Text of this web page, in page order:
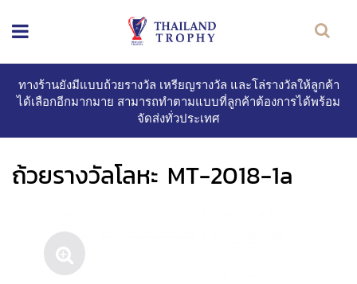
ทางร้านยังมีแบบถ้วยรางวัล เหรียญรางวัล และโล่รางวัลให้ลูกค้า
ได้เลือกอีกมากมาย สามารถทำตามแบบที่ลูกค้าต้องการได้พร้อม
จัดส่งทั่วประเทศ
ถ้วยรางวัลโลหะ MT-2018-1a